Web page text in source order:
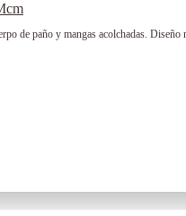
de paño y mangas acolchadas.